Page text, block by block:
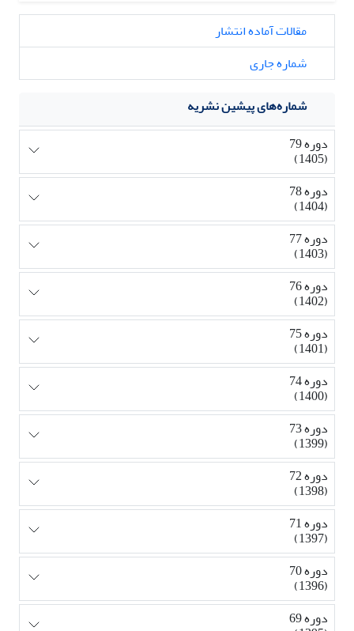
مقالات آماده انتشار
شماره جاری
شماره‌های پیشین نشریه
دوره 79
(1405)
دوره 78
(1404)
دوره 77
(1403)
دوره 76
(1402)
دوره 75
(1401)
دوره 74
(1400)
دوره 73
(1399)
دوره 72
(1398)
دوره 71
(1397)
دوره 70
(1396)
دوره 69